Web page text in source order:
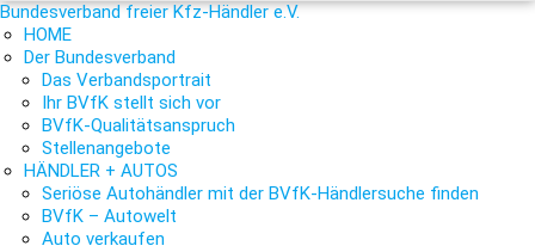
Bundesverband freier Kfz-Händler e.V.
HOME
Der Bundesverband
Das Verbandsportrait
Ihr BVfK stellt sich vor
BVfK-Qualitätsanspruch
Stellenangebote
HÄNDLER + AUTOS
Seriöse Autohändler mit der BVfK-Händlersuche finden
BVfK – Autowelt
Auto verkaufen